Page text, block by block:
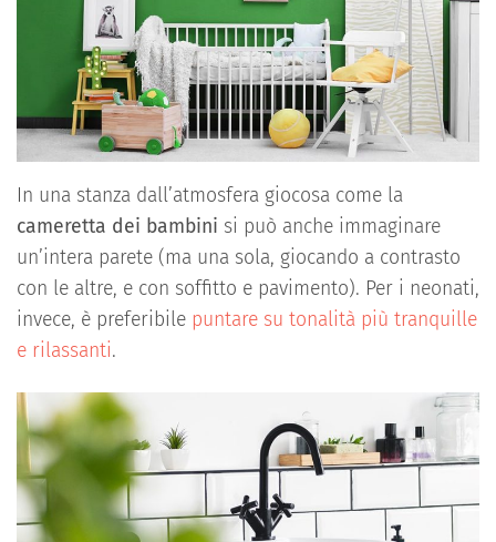
In una stanza dall’atmosfera giocosa come la
cameretta dei bambini si può anche immaginare
un’intera parete (ma una sola, giocando a contrasto
con le altre, e con soffitto e pavimento). Per i neonati,
invece, è preferibile puntare su tonalità più tranquille
e rilassanti.